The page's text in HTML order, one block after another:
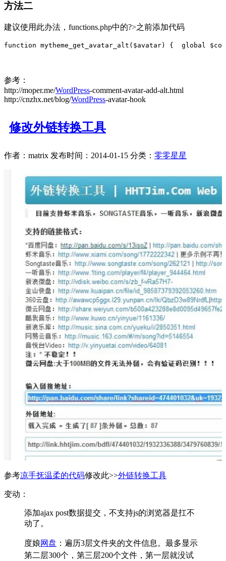
方法二
建议使用此办法，functions.php中的?>之前添加代码
function mytheme_get_avatar_alt($avatar) { global
参考：
http://moper.me/WordPress-comment-avatar-add-alt.html
http://cnzhx.net/blog/WordPress-avatar-hook
修改外链转换工具
作者：matrix 发布时间：2014-01-15 分类： 零零星星
参考凉手抚温柔的代码修改此>>外链转换工具
变动：
添加ajax post数据提交，不支持js的浏览器是扛不
动了。
度娘网盘 ： 遍历3层文件夹的文件信息。 最多显示
第二层300个，第三层200个文件，第一层就没试